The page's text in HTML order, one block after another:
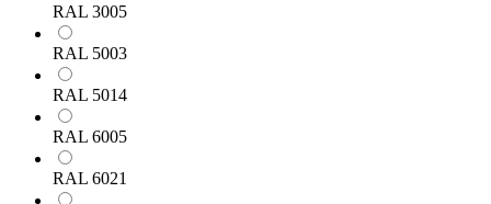
RAL 3005
RAL 5003
RAL 5014
RAL 6005
RAL 6021